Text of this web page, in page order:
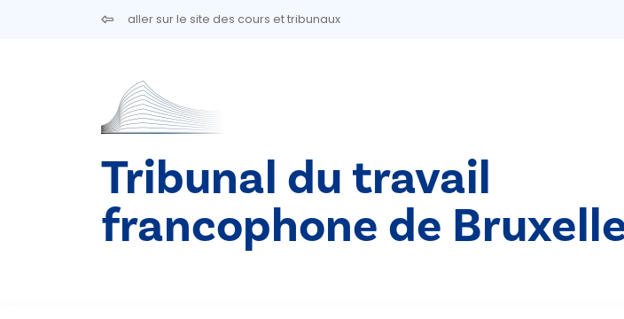
Aller au contenu principalaller sur le site des cours et tribunaux
Tribunal du travail
francophone de